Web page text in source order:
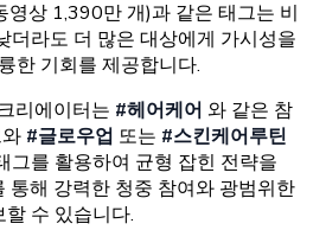
영상 1,390만 개)과 같은 태그는 비
더라도 더 많은 대상에게 가시성을
한 기회를 제공합니다.
리에이터는 #헤어케어 와 같은 참
#글로우업 또는 #스킨케어루틴
그를 활용하여 균형 잡힌 전략을
통해 강력한 청중 참여와 광범위한
수 있습니다.